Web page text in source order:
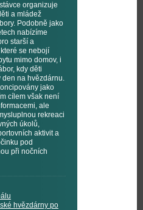
organizuje
a mládež
Podobně jako
nabízíme
starší a
se nebojí
mimo domov, i
kdy děti
na hvězdárnu.
jako
cílem však není
ale
rekreaci
úkolů,
aktivit a
pod
při nočních
hvězdárny po